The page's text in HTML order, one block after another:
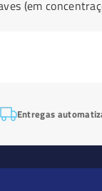
(em
Entregas